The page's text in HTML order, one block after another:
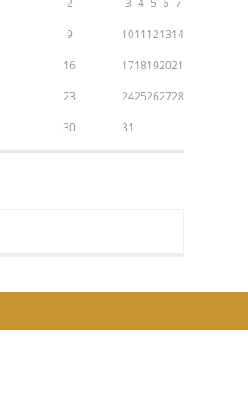
9 1011 121314
16 1718192021
23 2425262728
30 31